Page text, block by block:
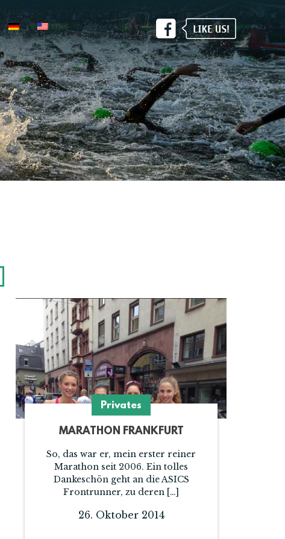
Privates
MARATHON FRANKFURT
So, das war er, mein erster reiner
Marathon seit 2006. Ein tolles
Dankeschön geht an die ASICS
Frontrunner, zu deren […]
26. Oktober 2014